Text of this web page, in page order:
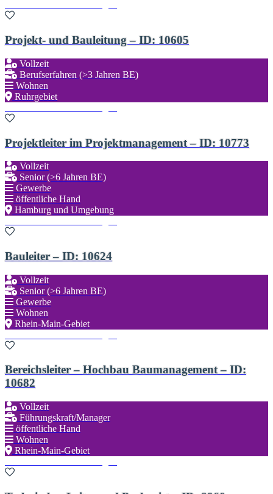
Projekt- und Bauleitung – ID: 10605
Vollzeit
Berufserfahren (>3 Jahren BE)
Wohnen
Ruhrgebiet
Projektleiter im Projektmanagement – ID: 10773
Vollzeit
Senior (>6 Jahren BE)
Gewerbe
öffentliche Hand
Hamburg und Umgebung
Bauleiter – ID: 10624
Vollzeit
Senior (>6 Jahren BE)
Gewerbe
Wohnen
Rhein-Main-Gebiet
Bereichsleiter – Hochbau Baumanagement – ID:
10682
Vollzeit
Führungskraft/Manager
öffentliche Hand
Wohnen
Rhein-Main-Gebiet